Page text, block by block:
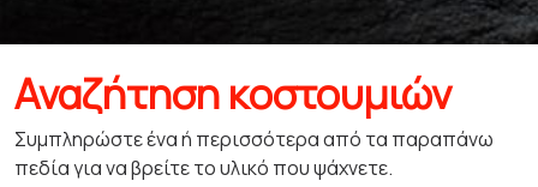
Αναζήτηση κοστουμιών
Συμπληρώστε ένα ή περισσότερα από τα παραπάνω
πεδία για να βρείτε το υλικό που ψάχνετε.